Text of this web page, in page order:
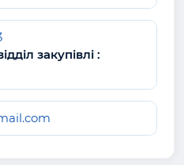
закупівлі :